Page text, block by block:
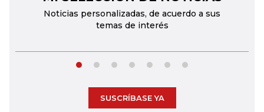
Noticias personalizadas, de acuerdo a sus
temas de interés
SUSCRÍBASE YA